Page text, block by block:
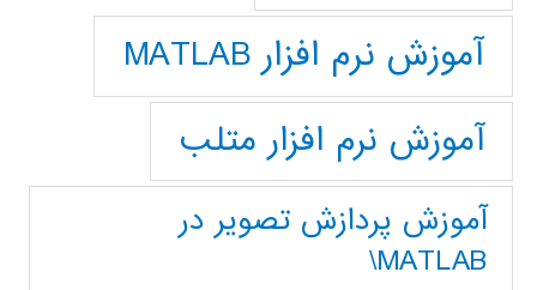
آموزش نرم افزار MATLAB
آموزش نرم افزار متلب
آموزش پردازش تصوير در
MATLAB\